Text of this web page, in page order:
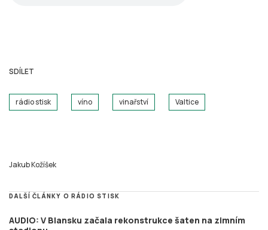
SDÍLET
rádio stisk víno vinařství Valtice
Jakub Kožíšek
DALŠÍ ČLÁNKY O RÁDIO STISK
AUDIO: V Blansku začala rekonstrukce šaten na zimním